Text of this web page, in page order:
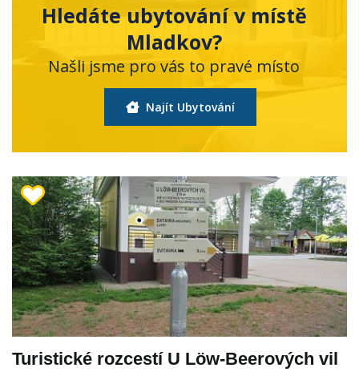
Hledáte ubytování v místě
Mladkov?
Našli jsme pro vás to pravé místo
Najít Ubytování
Turistické rozcestí U Löw-Beerových vil